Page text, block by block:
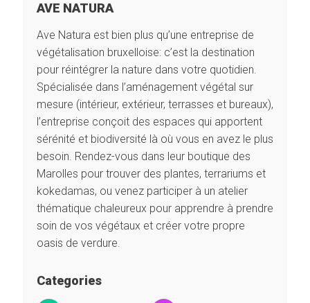
AVE NATURA
Ave Natura est bien plus qu’une entreprise de
végétalisation bruxelloise: c’est la destination
pour réintégrer la nature dans votre quotidien.
Spécialisée dans l’aménagement végétal sur
mesure (intérieur, extérieur, terrasses et bureaux),
l’entreprise conçoit des espaces qui apportent
sérénité et biodiversité là où vous en avez le plus
besoin. Rendez-vous dans leur boutique des
Marolles pour trouver des plantes, terrariums et
kokedamas, ou venez participer à un atelier
thématique chaleureux pour apprendre à prendre
soin de vos végétaux et créer votre propre
oasis de verdure.
Categories